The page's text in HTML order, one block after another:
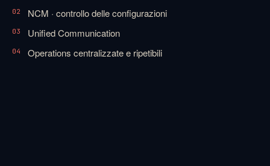
02 NCM · controllo delle configurazioni
03 Unified Communication
04 Operations centralizzate e ripetibili